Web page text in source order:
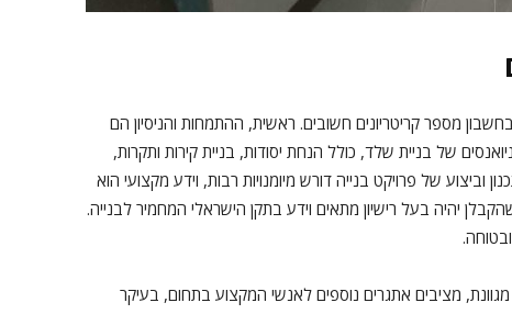
מספר קריטריונים חשובים. ראשית, ההתמחות והניסיון הם
של בניית שלד, כולל הנחת יסודות, בניית קירות ותקרות,
וביצוע של פרויקט בנייה דורש מיומנויות רבות, וידע מקצועי הוא
יהיה בעל רישיון מתאים וידע בתקן הישראלי המחמיר לבנייה.
מציבים אתגרים נוספים לאנשי המקצוע בתחום, בעיקר